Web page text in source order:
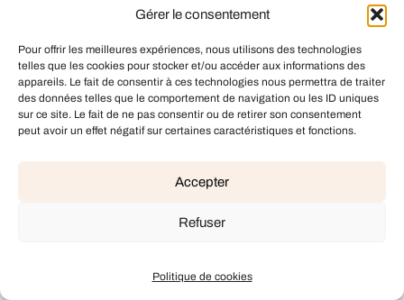
Gérer le consentement
Pour offrir les meilleures expériences, nous utilisons des technologies
telles que les cookies pour stocker et/ou accéder aux informations des
appareils. Le fait de consentir à ces technologies nous permettra de traiter
des données telles que le comportement de navigation ou les ID uniques
sur ce site. Le fait de ne pas consentir ou de retirer son consentement
peut avoir un effet négatif sur certaines caractéristiques et fonctions.
Accepter
Refuser
Politique de cookies